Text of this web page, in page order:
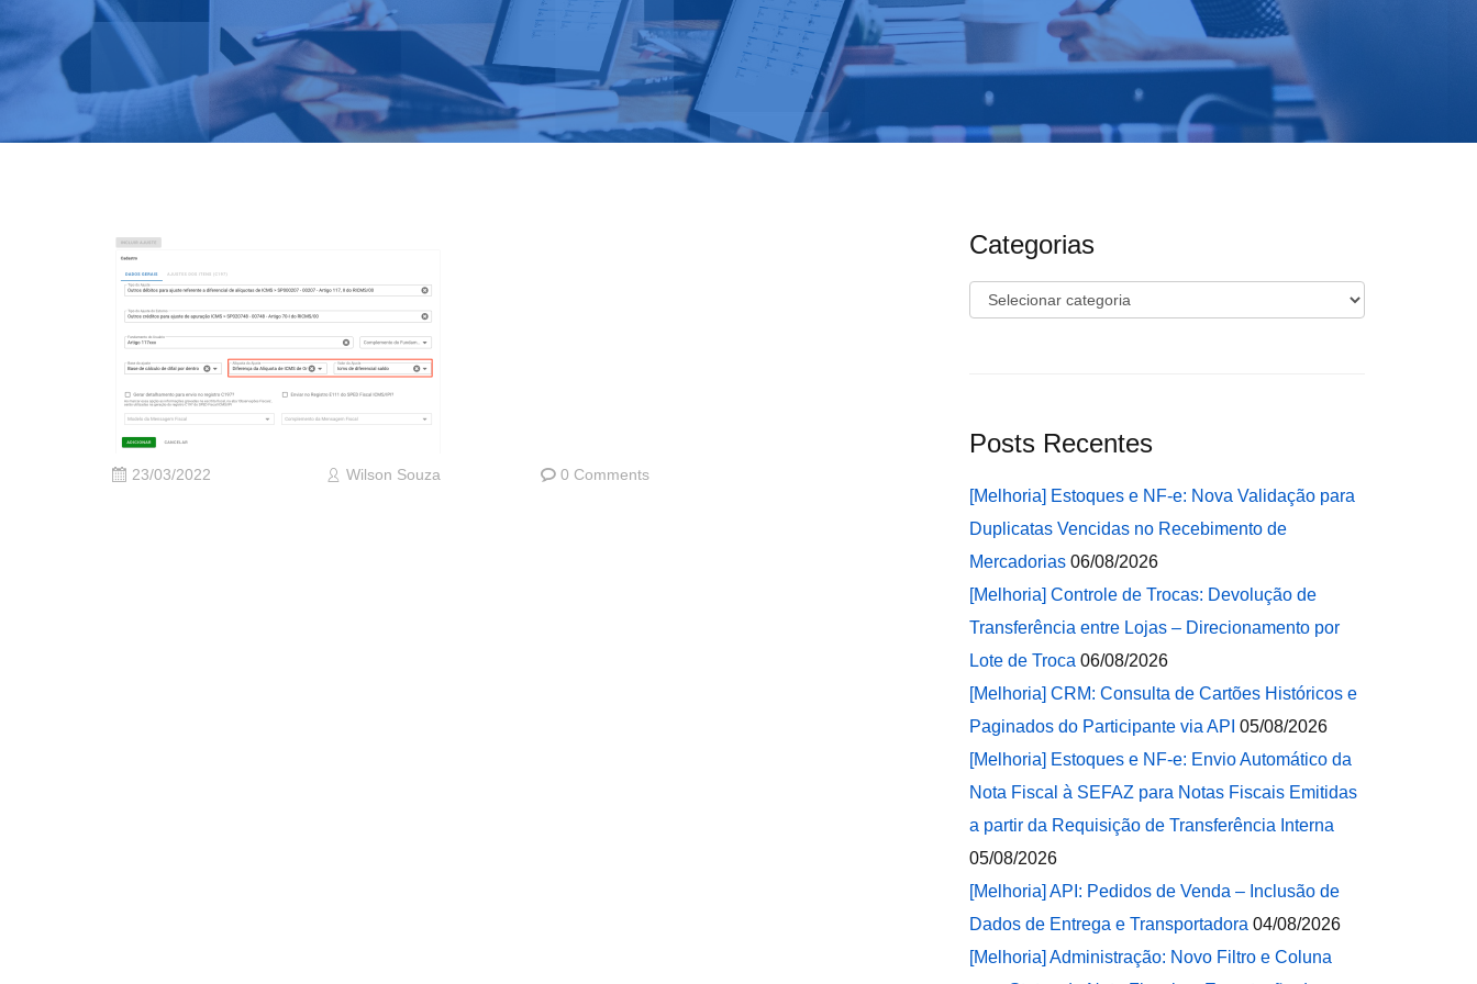
23/03/2022 Wilson Souza 0 Comments
Categorias
Categorias
Posts Recentes
[Melhoria] Estoques e NF-e: Nova Validação para
Duplicatas Vencidas no Recebimento de
Mercadorias 06/08/2026
[Melhoria] Controle de Trocas: Devolução de
Transferência entre Lojas – Direcionamento por
Lote de Troca 06/08/2026
[Melhoria] CRM: Consulta de Cartões Históricos e
Paginados do Participante via API 05/08/2026
[Melhoria] Estoques e NF-e: Envio Automático da
Nota Fiscal à SEFAZ para Notas Fiscais Emitidas
a partir da Requisição de Transferência Interna
05/08/2026
[Melhoria] API: Pedidos de Venda – Inclusão de
Dados de Entrega e Transportadora 04/08/2026
[Melhoria] Administração: Novo Filtro e Coluna